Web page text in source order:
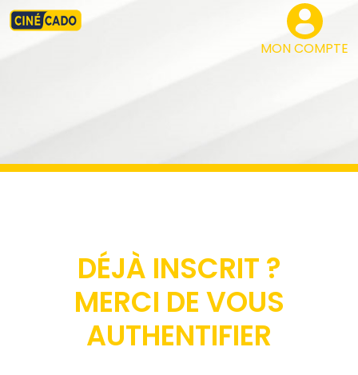
MON COMPTE
DÉJÀ INSCRIT ?
MERCI DE VOUS
AUTHENTIFIER